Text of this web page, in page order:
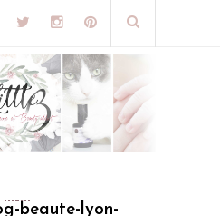
beaute-lyon-